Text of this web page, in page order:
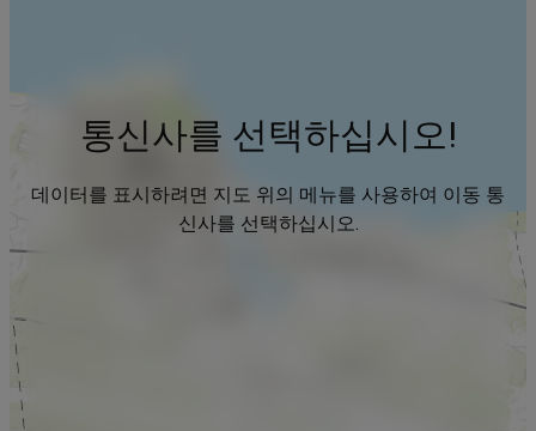
통신사를 선택하십시오!
데이터를 표시하려면 지도 위의 메뉴를 사용하여 이동 통
신사를 선택하십시오.